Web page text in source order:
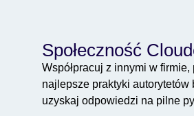
Społeczność
Współpracuj z innymi w firmie,
najlepsze praktyki autorytetów
uzyskaj odpowiedzi na pilne